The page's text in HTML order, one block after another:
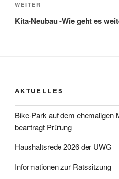
Nächster
Beitrag
WEITER
Kita-Neubau -Wie geht es
AKTUELLES
Bike-Park auf dem ehemaligen
beantragt Prüfung
Haushaltsrede 2026 der UWG
Informationen zur Ratssitzung